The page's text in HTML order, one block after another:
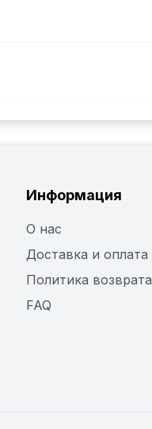
Информация
О нас
Доставка и оплата
Политика возврата
FAQ